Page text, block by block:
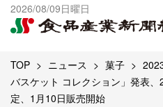
2026/08/09日曜日
出版物一覧へ
試読・購読申し込み
TOP ニュース 菓子
バスケット コレクション」発表
定、1月10日販売開始